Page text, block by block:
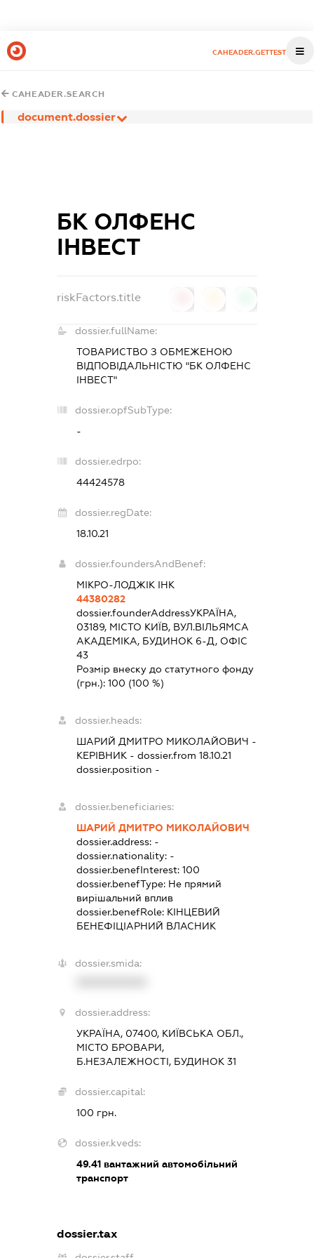
CAHEADER.GETTEST
CAHEADER.SEARCH
document.dossier
БК ОЛФЕНС
ІНВЕСТ
riskFactors.title
dossier.fullName:
ТОВАРИСТВО З ОБМЕЖЕНОЮ
ВІДПОВІДАЛЬНІСТЮ "БК ОЛФЕНС
ІНВЕСТ"
dossier.opfSubType:
-
dossier.edrpo:
44424578
dossier.regDate:
18.10.21
dossier.foundersAndBenef:
МІКРО-ЛОДЖІК ІНК
44380282
dossier.founderAddressУКРАЇНА,
03189, МІСТО КИЇВ, ВУЛ.ВІЛЬЯМСА
АКАДЕМІКА, БУДИНОК 6-Д, ОФІС
43
Розмір внеску до статутного фонду
(грн.): 100 (100 %)
dossier.heads:
ШАРИЙ ДМИТРО МИКОЛАЙОВИЧ -
КЕРІВНИК - dossier.from 18.10.21
dossier.position -
dossier.beneficiaries:
ШАРИЙ ДМИТРО МИКОЛАЙОВИЧ
dossier.address: -
dossier.nationality: -
dossier.benefInterest: 100
dossier.benefType: Не прямий
вирішальний вплив
dossier.benefRole: КІНЦЕВИЙ
БЕНЕФІЦІАРНИЙ ВЛАСНИК
dossier.smida:
dossier.address:
УКРАЇНА, 07400, КИЇВСЬКА ОБЛ.,
МІСТО БРОВАРИ,
Б.НЕЗАЛЕЖНОСТІ, БУДИНОК 31
dossier.capital:
100 грн.
dossier.kveds:
49.41вантажний автомобільний
транспорт
dossier.tax